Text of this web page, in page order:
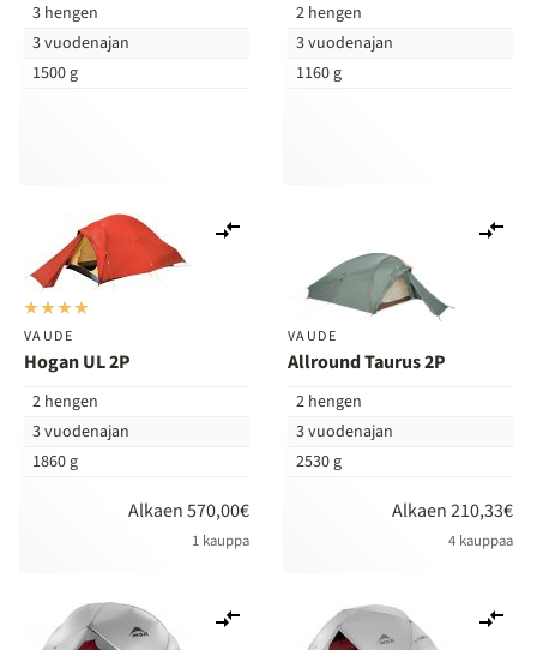
3 hengen
3 vuodenajan
1500 g
2 hengen
3 vuodenajan
1160 g
VAUDE
Hogan UL 2P
2 hengen
3 vuodenajan
1860 g
Alkaen 570,00€
1 kauppa
VAUDE
Allround Taurus 2P
2 hengen
3 vuodenajan
2530 g
Alkaen 210,33€
4 kauppaa
vertailuun